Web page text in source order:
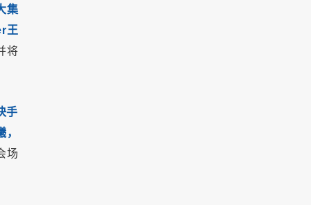
集
王
将
手
场